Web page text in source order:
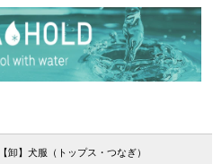
【卸】犬服（トップス・つなぎ）